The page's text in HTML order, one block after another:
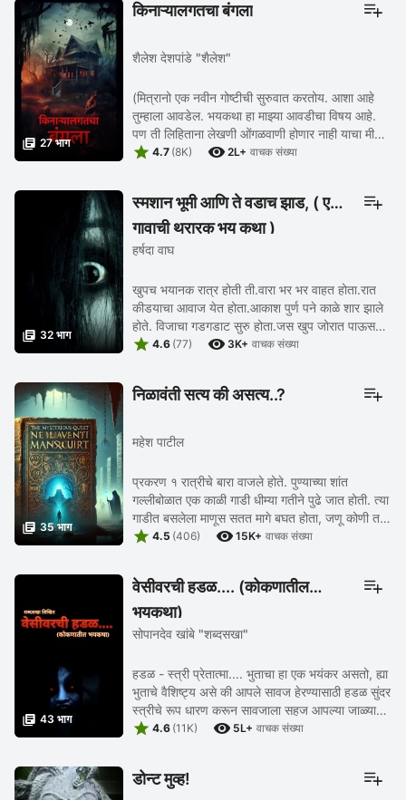
 27 भाग
किनाऱ्यालगतचा बंगला
शैलेश देशपांडे "शैलेश"
(मित्रानो एक नवीन गोष्टीची सुरुवात करतोय. आशा आहे
तुम्हाला आवडेल. भयकथा हा माझ्या आवडीचा विषय आहे.
पण ती लिहिताना लेखणी ओंगळवाणी होणार नाही याचा मी
प्रयत्न करिन. या कथेचा प्रत्येक भाग तीन ते ...
 4.7 (8K)  2L+ वाचक संख्या
 32 भाग
स्मशान भूमी आणि ते वडाच झाड, ( एका
गावाची थरारक भय कथा )
हर्षदा वाघ
खुपच भयानक रात्र होती ती.वारा भर भर वाहत होता.रात
कीडयाचा आवाज येत होता.आकाश पुर्ण पने काळे शार झाले
होते. विजाचा गडगडाट सुरु होता.जस खुप जोरात पाऊस
पडनार आहे.सुरेश आणि विजय स्मशान भूमी च्या ...
 4.6 (77)  3K+ वाचक संख्या
 35 भाग
निळावंती सत्य की असत्य..?
महेश पाटील
प्रकरण १ रात्रीचे बारा वाजले होते. पुण्याच्या शांत
गल्लीबोळात एक काळी गाडी धीम्या गतीने पुढे जात होती. त्या
गाडीत बसलेला माणूस सतत मागे बघत होता, जणू कोणी तरी
त्याचा पाठलाग करत होतं. त्याच्या ...
 4.5 (406)  15K+ वाचक संख्या
 43 भाग
वेसीवरची हडळ.... (कोकणातील
भयकथा)
सोपानदेव खांबे "शब्दसखा"
हडळ - स्त्री प्रेतात्मा.... भुताचा हा एक भयंकर असतो, ह्या
भुताचे वैशिष्ट्य असे की आपले सावज हेरण्यासाठी हडळ सुंदर
स्त्रीचे रूप धारण करून सावजाला सहज आपल्या जाळ्यात
ओढून आपला बदला पूर्ण करते.... ...
 4.6 (11K)  5L+ वाचक संख्या
डोन्ट मुव्ह!